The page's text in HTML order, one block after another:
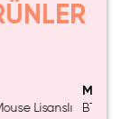
Lisanslı
BT21